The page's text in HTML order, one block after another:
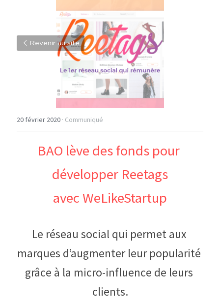
Revenir au site
20 février 2020 · Communiqué
BAO lève des fonds pour
développer Reetags
avec WeLikeStartup
Le réseau social qui permet aux
marques d’augmenter leur popularité
grâce à la micro-influence de leurs
clients.